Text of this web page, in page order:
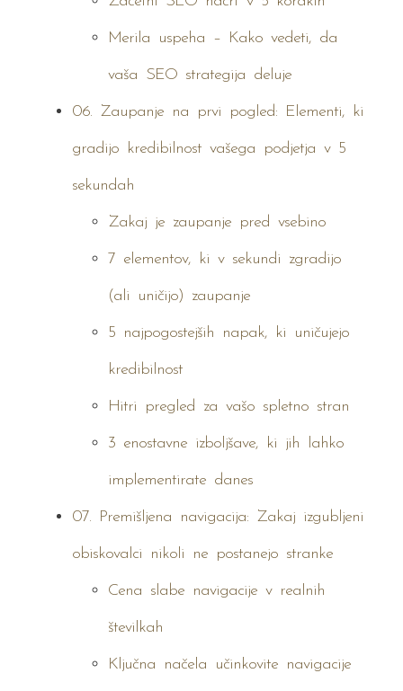
Merila uspeha – Kako vedeti, da
vaša SEO strategija deluje
06. Zaupanje na prvi pogled: Elementi, ki
gradijo kredibilnost vašega podjetja v 5
sekundah
Zakaj je zaupanje pred vsebino
7 elementov, ki v sekundi zgradijo
(ali uničijo) zaupanje
5 najpogostejših napak, ki uničujejo
kredibilnost
Hitri pregled za vašo spletno stran
3 enostavne izboljšave, ki jih lahko
implementirate danes
07. Premišljena navigacija: Zakaj izgubljeni
obiskovalci nikoli ne postanejo stranke
Cena slabe navigacije v realnih
številkah
Ključna načela učinkovite navigacije